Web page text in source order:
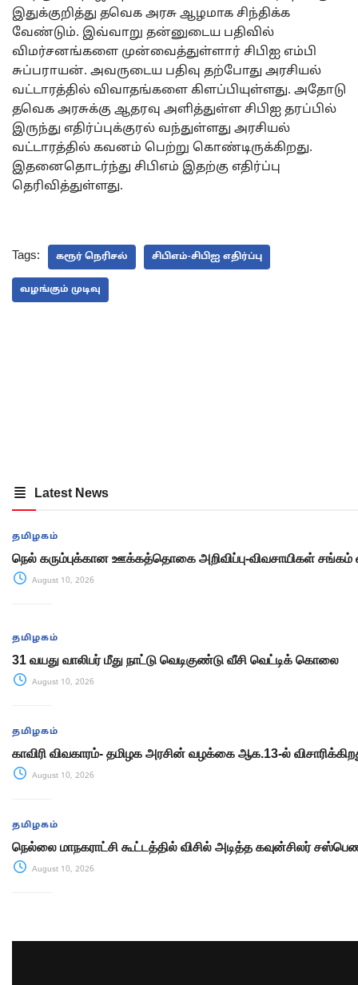
இதுக்குறித்து தவெக அரசு ஆழமாக சிந்திக்க
வேண்டும். இவ்வாறு தன்னுடைய பதிவில்
விமர்சனங்களை முன்வைத்துள்ளார் சிபிஐ எம்பி
சுப்பராயன். அவருடைய பதிவு தற்போது அரசியல்
வட்டாரத்தில் விவாதங்களை கிளப்பியுள்ளது. அதோடு
தவெக அரசுக்கு ஆதரவு அளித்துள்ள சிபிஐ தரப்பில்
இருந்து எதிர்ப்புக்குரல் வந்துள்ளது அரசியல்
வட்டாரத்தில் கவனம் பெற்று கொண்டிருக்கிறது.
இதனைதொடர்ந்து சிபிஎம் இதற்கு எதிர்ப்பு
தெரிவித்துள்ளது.
Tags: கரூர் நெரிசல் சிபிஎம்-சிபிஐ எதிர்ப்பு
வழங்கும் முடிவு
Latest News
தமிழகம்
நெல் கரும்புக்கான ஊக்கத்தொகை அறிவிப்பு-விவசாயிகள் சங்கம்
August 10, 2026
தமிழகம்
31 வயது வாலிபர் மீது நாட்டு வெடிகுண்டு வீசி வெட்டிக் கொலை
August 10, 2026
தமிழகம்
காவிரி விவகாரம்- தமிழக அரசின் வழக்கை ஆக.13-ல்
August 10, 2026
தமிழகம்
நெல்லை மாநகராட்சி கூட்டத்தில் விசில் அடித்த கவுன்சிலர்
August 10, 2026